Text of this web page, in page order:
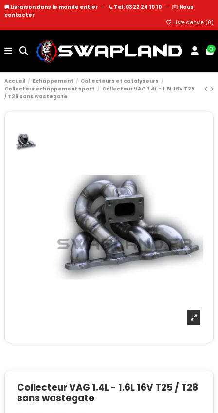
🚚 Livraison dans le monde entier — 📞 Tel: 03 22 24 10 10 — ✉️ Nous
contacter
Liste d'envie (0)
0
Accueil Echappement
Collecteurs et catalyseurs
Collecteur échappement sport
Collecteur VAG 1.4L - 1.6L 16V T25
/ T28 sans wastegate
Collecteur VAG 1.4L - 1.6L 16V T25 / T28
sans wastegate